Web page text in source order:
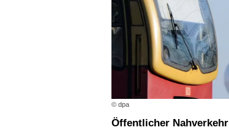
© dpa
Öffentlicher Nahverkehr